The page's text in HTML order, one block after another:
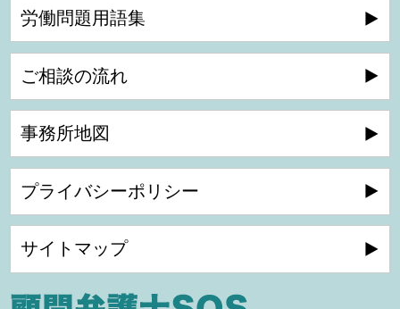
労働問題用語集
ご相談の流れ
事務所地図
プライバシーポリシー
サイトマップ